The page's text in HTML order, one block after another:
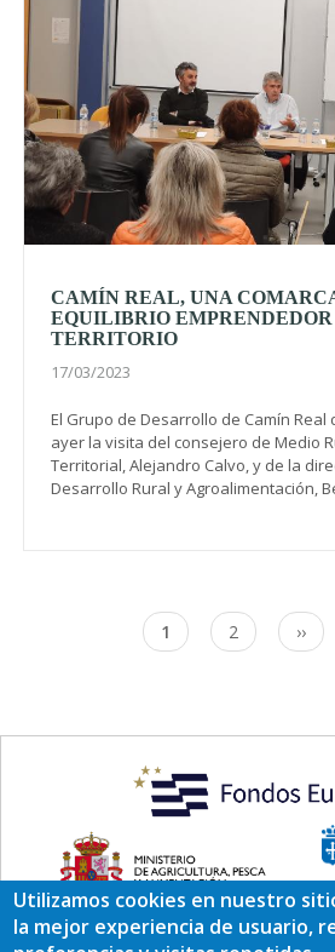
CAMÍN REAL, UNA
EQUILIBRIO EMPRENDEDOR
TERRITORIO
17/03/2023
El Grupo de Desarrollo de Camín Real
ayer la visita del consejero de Medio
Territorial, Alejandro Calvo, y de la
Desarrollo Rural y Agroalimentación,
Paginación Página
actual
1 Page
2 ››
Utilizamos cookies en nuestro
la mejor experiencia de usuario,